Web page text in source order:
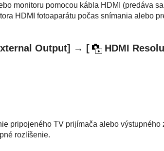
monitoru pomocou kábla HDMI (predáva
HDMI fotoaparátu počas snímania alebo
Output] → [ HDMI
pripojeného TV prijímača alebo výstupného
rozlíšenie.